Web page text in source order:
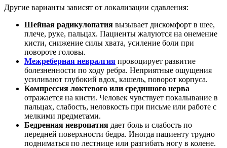
Другие варианты зависят от локализации сдавления:
Шейная радикулопатия вызывает дискомфорт в шее,
плече, руке, пальцах. Пациенты жалуются на онемение
кисти, снижение силы хвата, усиление боли при
повороте головы.
Межреберная невралгия провоцирует развитие
болезненности по ходу ребра. Неприятные ощущения
усиливают глубокий вдох, кашель, поворот корпуса.
Компрессия локтевого или срединного нерва
отражается на кисти. Человек чувствует покалывание в
пальцах, слабость, неловкость при письме или работе с
мелкими предметами.
Бедренная невропатия дает боль и слабость по
передней поверхности бедра. Иногда пациенту трудно
подниматься по лестнице или разгибать ногу в колене.